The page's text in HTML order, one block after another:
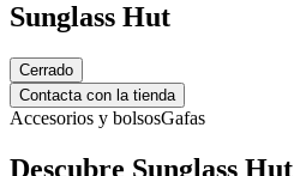
Sunglass Hut
Cerrado
Contacta con la tienda
Accesorios y bolsosGafas
Descubre Sunglass Hut